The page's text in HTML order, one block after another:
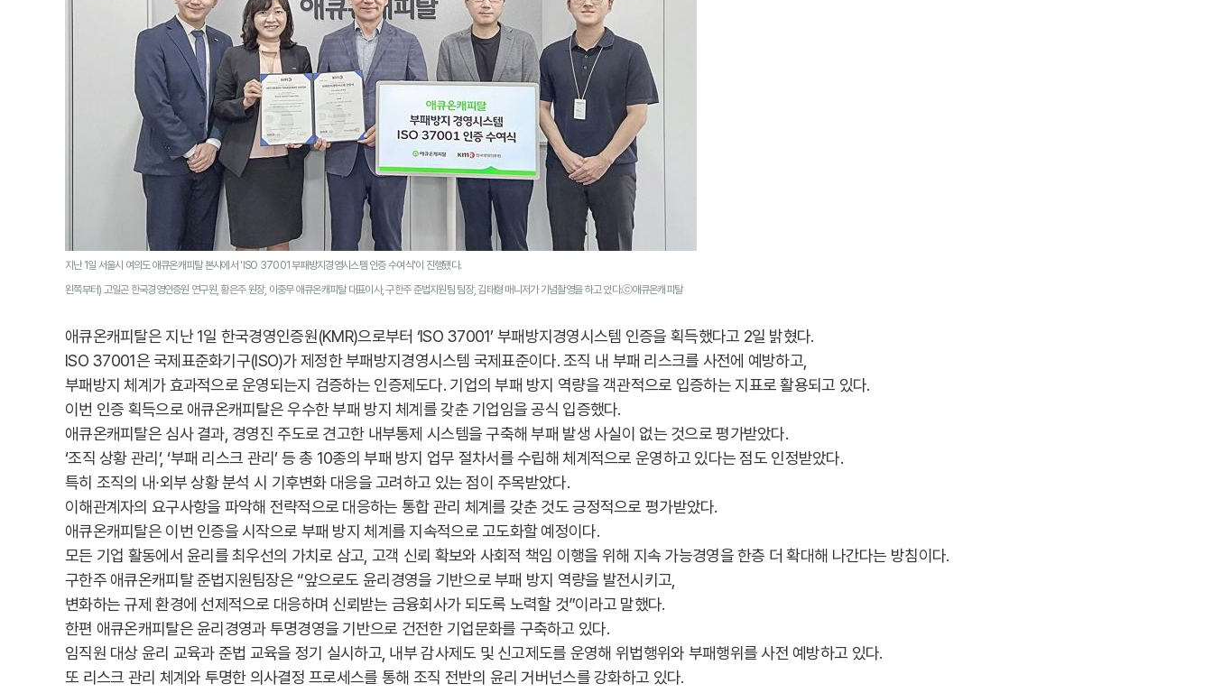
지난 1일 서울시 여의도 애큐온캐피탈 본사에서 'ISO 37001 부패방지경영시스템 인증 수여식'이 진행됐다.
왼쪽부터) 고일곤 한국경영인증원 연구원, 황은주 원장, 이중무 애큐온캐피탈 대표이사, 구한주 준법지원팀 팀장, 김태형 매니저가 기념촬영을 하고 있다.ⓒ애큐온캐피탈
애큐온캐피탈은 지난 1일 한국경영인증원(KMR)으로부터 ‘ISO 37001’ 부패방지경영시스템 인증을 획득했다고 2일 밝혔다.
ISO 37001은 국제표준화기구(ISO)가 제정한 부패방지경영시스템 국제표준이다. 조직 내 부패 리스크를 사전에 예방하고,
부패방지 체계가 효과적으로 운영되는지 검증하는 인증제도다. 기업의 부패 방지 역량을 객관적으로 입증하는 지표로 활용되고 있다.
이번 인증 획득으로 애큐온캐피탈은 우수한 부패 방지 체계를 갖춘 기업임을 공식 입증했다.
애큐온캐피탈은 심사 결과, 경영진 주도로 견고한 내부통제 시스템을 구축해 부패 발생 사실이 없는 것으로 평가받았다.
‘조직 상황 관리’, ‘부패 리스크 관리’ 등 총 10종의 부패 방지 업무 절차서를 수립해 체계적으로 운영하고 있다는 점도 인정받았다.
특히 조직의 내∙외부 상황 분석 시 기후변화 대응을 고려하고 있는 점이 주목받았다.
이해관계자의 요구사항을 파악해 전략적으로 대응하는 통합 관리 체계를 갖춘 것도 긍정적으로 평가받았다.
애큐온캐피탈은 이번 인증을 시작으로 부패 방지 체계를 지속적으로 고도화할 예정이다.
모든 기업 활동에서 윤리를 최우선의 가치로 삼고, 고객 신뢰 확보와 사회적 책임 이행을 위해 지속 가능경영을 한층 더 확대해 나간다는 방침이다.
구한주 애큐온캐피탈 준법지원팀장은 “앞으로도 윤리경영을 기반으로 부패 방지 역량을 발전시키고,
변화하는 규제 환경에 선제적으로 대응하며 신뢰받는 금융회사가 되도록 노력할 것”이라고 말했다.
한편 애큐온캐피탈은 윤리경영과 투명경영을 기반으로 건전한 기업문화를 구축하고 있다.
임직원 대상 윤리 교육과 준법 교육을 정기 실시하고, 내부 감사제도 및 신고제도를 운영해 위법행위와 부패행위를 사전 예방하고 있다.
또 리스크 관리 체계와 투명한 의사결정 프로세스를 통해 조직 전반의 윤리 거버넌스를 강화하고 있다.